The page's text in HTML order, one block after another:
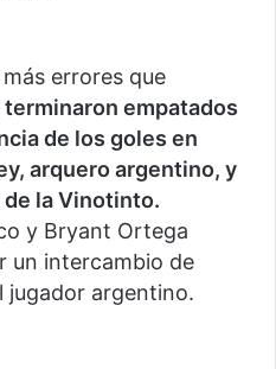
errores que
terminaron empatados
de los goles en
arquero argentino, y
la Vinotinto.
y Bryant Ortega
un intercambio de
jugador argentino.